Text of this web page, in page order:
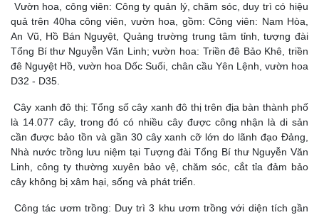
Vườn hoa, công viên: Công ty quản lý, chăm sóc, duy trì có hiệu
quả trên 40ha công viên, vườn hoa, gồm: Công viên: Nam Hòa,
An Vũ, Hồ Bán Nguyệt, Quảng trường trung tâm tỉnh, tượng đài
Tổng Bí thư Nguyễn Văn Linh; vườn hoa: Triền đê Bảo Khê, triền
đê Nguyệt Hồ, vườn hoa Dốc Suối, chân cầu Yên Lệnh, vườn hoa
D32 - D35.
Cây xanh đô thị: Tổng số cây xanh đô thị trên địa bàn thành phố
là 14.077 cây, trong đó có nhiều cây được công nhận là di sản
cần được bảo tồn và gần 30 cây xanh cỡ lớn do lãnh đạo Đảng,
Nhà nước trồng lưu niệm tại Tượng đài Tổng Bí thư Nguyễn Văn
Linh, công ty thường xuyên bảo vệ, chăm sóc, cắt tỉa đảm bảo
cây không bị xâm hại, sống và phát triển.
Công tác ươm trồng: Duy trì 3 khu ươm trồng với diện tích gần